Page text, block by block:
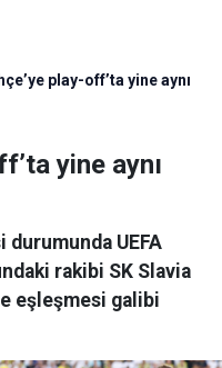
play-off’ta yine aynı
yine aynı
UEFA
rakibi SK Slavia
eşleşmesi galibi